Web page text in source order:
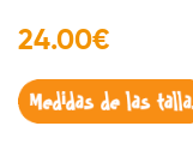
24.00€